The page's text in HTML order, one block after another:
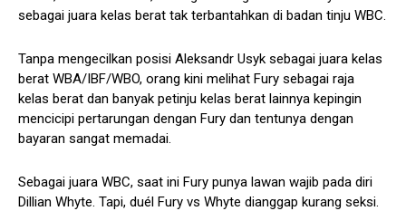
sebagai juara kelas berat tak terbantahkan di badan tinju WBC.
Tanpa mengecilkan posisi Aleksandr Usyk sebagai juara kelas
berat WBA/IBF/WBO, orang kini melihat Fury sebagai raja
kelas berat dan banyak petinju kelas berat lainnya kepingin
mencicipi pertarungan dengan Fury dan tentunya dengan
bayaran sangat memadai.
Sebagai juara WBC, saat ini Fury punya lawan wajib pada diri
Dillian Whyte. Tapi, duél Fury vs Whyte dianggap kurang seksi.